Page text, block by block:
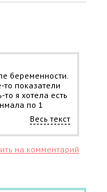
беременности.
показатели
я хотела есть
по 1
каждый день
Пошла на
конечно, врач
Тем не менее я
Весь текст
на комментарий